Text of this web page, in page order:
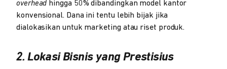
overhead hingga 50% dibandingkan model kantor
konvensional. Dana ini tentu lebih bijak jika
dialokasikan untuk marketing atau riset produk.
2. Lokasi Bisnis yang Prestisius